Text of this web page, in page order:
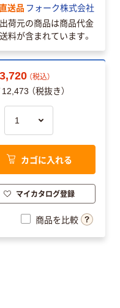
送品 フォーク株式会社
荷元の商品は商品代金
料が含まれています。
（税込）
（税抜き）
カゴに入れる
マイカタログ登録
商品を比較